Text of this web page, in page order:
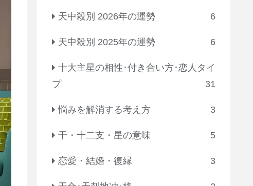
天中殺別 2026年の運勢 6
天中殺別 2025年の運勢 6
十大主星の相性･付き合い方･恋人タイ
プ
31
悩みを解消する考え方 3
干・十二支・星の意味 5
恋愛・結婚・復縁 3